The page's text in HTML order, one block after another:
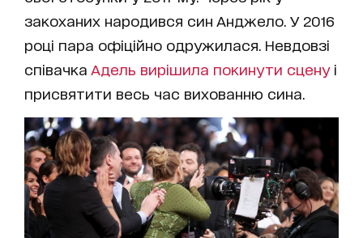
закоханих народився син Анджело. У 2016
році пара офіційно одружилася. Невдовзі
співачка Адель вирішила покинути сцену і
присвятити весь час вихованню сина.